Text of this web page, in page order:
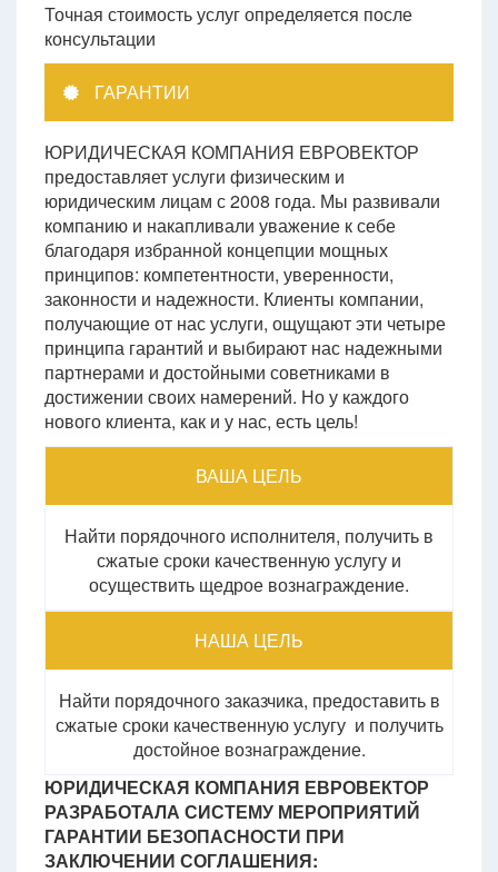
Точная стоимость услуг определяется после
консультации
ГАРАНТИИ
ЮРИДИЧЕСКАЯ КОМПАНИЯ ЕВРОВЕКТОР
предоставляет услуги физическим и
юридическим лицам с 2008 года. Мы развивали
компанию и накапливали уважение к себе
благодаря избранной концепции мощных
принципов: компетентности, уверенности,
законности и надежности. Клиенты компании,
получающие от нас услуги, ощущают эти четыре
принципа гарантий и выбирают нас надежными
партнерами и достойными советниками в
достижении своих намерений. Но у каждого
нового клиента, как и у нас, есть цель!
ВАША ЦЕЛЬ
Найти порядочного исполнителя, получить в
сжатые сроки качественную услугу и
осуществить щедрое вознаграждение.
НАША ЦЕЛЬ
Найти порядочного заказчика, предоставить в
сжатые сроки качественную услугу и получить
достойное вознаграждение.
ЮРИДИЧЕСКАЯ КОМПАНИЯ ЕВРОВЕКТОР
РАЗРАБОТАЛА СИСТЕМУ МЕРОПРИЯТИЙ
ГАРАНТИИ БЕЗОПАСНОСТИ ПРИ
ЗАКЛЮЧЕНИИ СОГЛАШЕНИЯ: